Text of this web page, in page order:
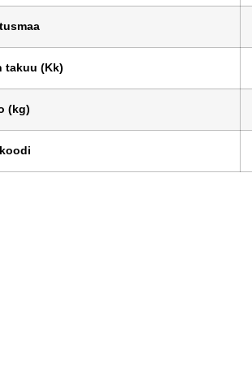
takuu (Kk)
(kg)